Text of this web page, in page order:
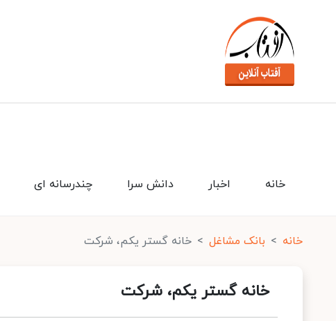
چندرسانه ای دانش سرا اخبار خانه
خانه بانک مشاغل خانه گستر یكم، شركت
خانه گستر یكم، شركت